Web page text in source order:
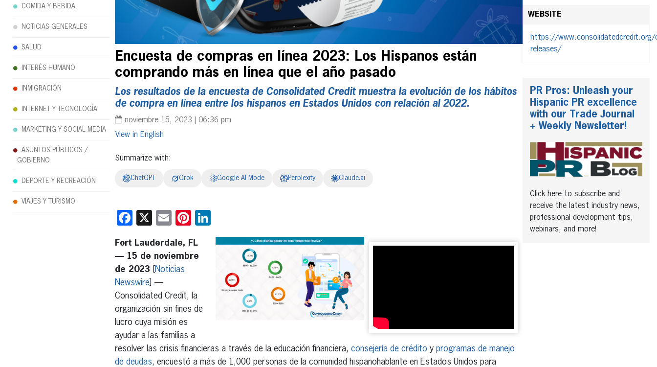
Encuesta de compras en línea 2023: Los Hispanos están
comprando más en línea que el año pasado
Los resultados de la encuesta de Consolidated Credit muestra la evolución de los hábitos
de compra en línea entre los hispanos en Estados Unidos con relación al 2022.
noviembre 15, 2023 | 06:36 pm
English
Summarize with:
ChatGPT Grok Google AI Mode Perplexity Claude.ai
Facebook
X EmailPinterest
Fort Lauderdale, FL
— 15 de noviembre
de 2023
Noticias
Newswire] —
Consolidated Credit, la
organización sin fines de
lucro cuya misión es
ayudar a las familias a
resolver las crisis financieras a través de la educación financiera, consejería de crédito y programas de manejo
de deudas, encuestó a más de 1,000 personas de la comunidad hispanohablante en Estados Unidos para
WEBSITE
https://www.consolidatedcredit.org/
releases/
PR Pros: Unleash your
Hispanic PR excellence
with our Trade Journal
+ Weekly Newsletter!
Click here to subscribe and
receive the latest industry news,
professional development tips,
webinars, and more!
COMIDA Y BEBIDA
NOTICIAS GENERALES
SALUD
INTERÉS HUMANO
INMIGRACIÓN
INTERNET Y TECNOLOGÍA
MARKETING Y SOCIAL MEDIA
ASUNTOS PÚBLICOS /
GOBIERNO
DEPORTE Y RECREACIÓN
VIAJES Y TURISMO